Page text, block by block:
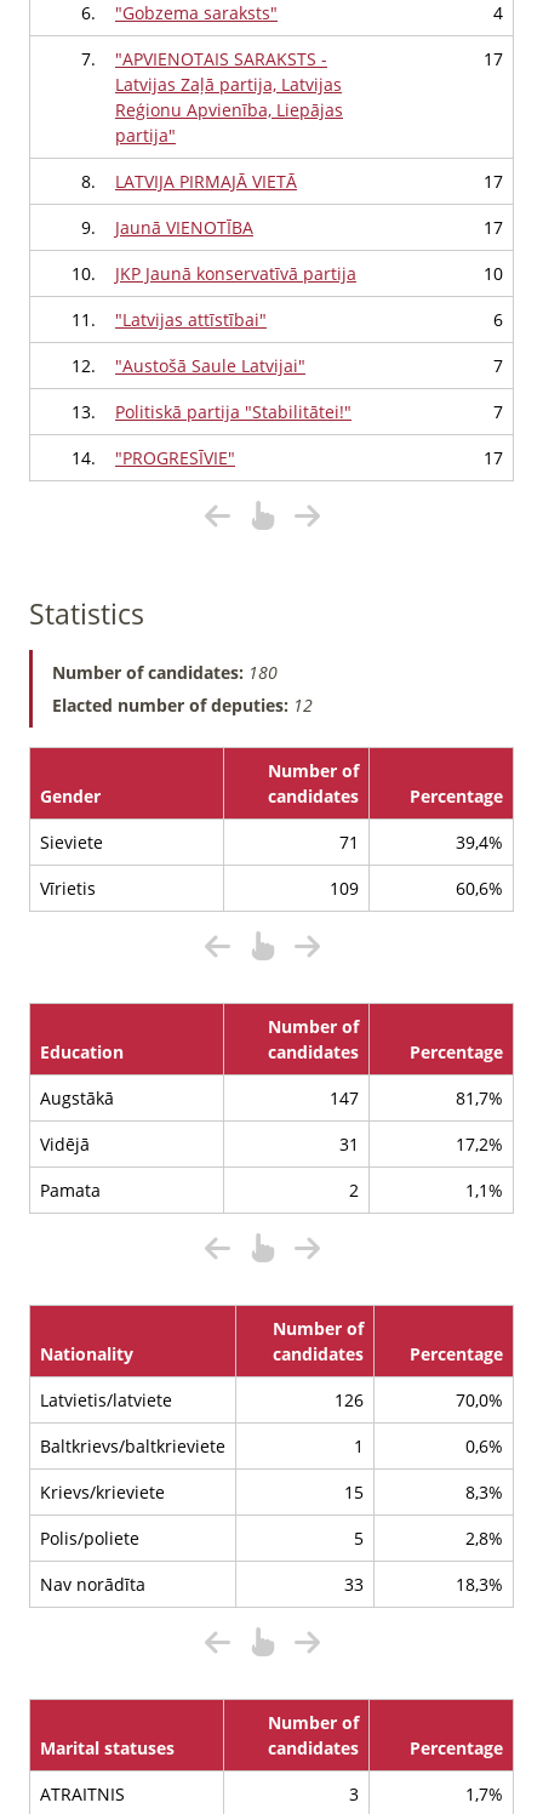
6. "Gobzema saraksts"
4
7.
"APVIENOTAIS SARAKSTS -
Latvijas Zaļā partija, Latvijas
Reģionu Apvienība, Liepājas
partija"
17
8. LATVIJA PIRMAJĀ VIETĀ
17
9.
Jaunā VIENOTĪBA
17
10.
JKP Jaunā konservatīvā partija
10
11.
"Latvijas attīstībai"
6
12.
"Austošā Saule Latvijai"
7
13.
Politiskā partija "Stabilitātei!"
7
14.
"PROGRESĪVIE" 17
Statistics
Number of candidates: 180
Elacted number of deputies: 12
Gender
Number of
candidates
Percentage
Sieviete
71
39,4%
Vīrietis
109 60,6%
Education
Number of
candidates
Percentage
Augstākā
147
81,7%
Vidējā
31
17,2%
Pamata
2 1,1%
Nationality
Number of
candidates
Percentage
Latvietis/latviete
126
70,0%
Baltkrievs/baltkrieviete
1
0,6%
Krievs/krieviete
15
8,3%
Polis/poliete
5
2,8%
Nav norādīta
33 18,3%
Marital statuses
Number of
candidates
Percentage
ATRAITNIS
3
1,7%